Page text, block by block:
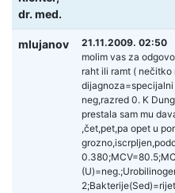
dr. med.
mlujanov
21.11.2009. 02:50
molim vas za
raht ili ramt (
dijagnoza=specijalni
neg,razred 0. K
prestala sam mu
,čet,pet,pa opet u